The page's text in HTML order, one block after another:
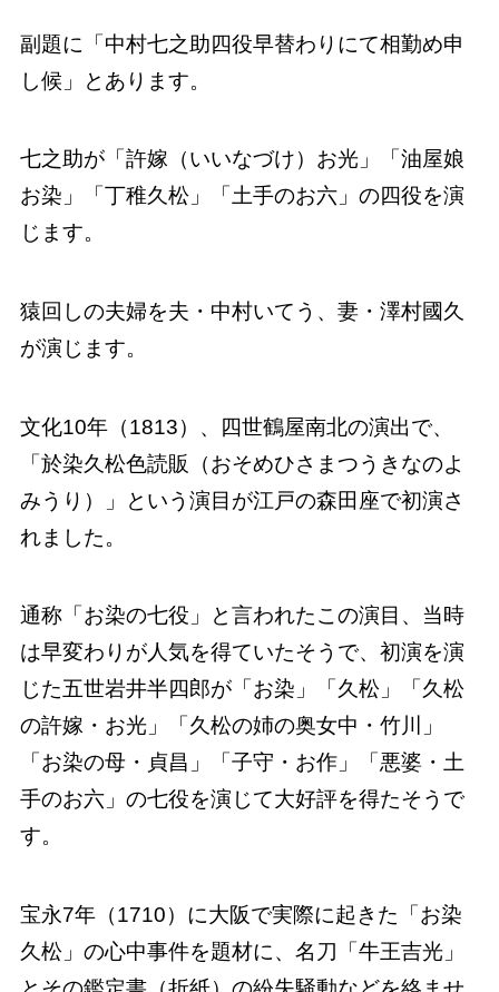
副題に「中村七之助四役早替わりにて相勤め申
し候」とあります。
七之助が「許嫁（いいなづけ）お光」「油屋娘
お染」「丁稚久松」「土手のお六」の四役を演
じます。
猿回しの夫婦を夫・中村いてう、妻・澤村國久
が演じます。
文化10年（1813）、四世鶴屋南北の演出で、
「於染久松色読販（おそめひさまつうきなのよ
みうり）」という演目が江戸の森田座で初演さ
れました。
通称「お染の七役」と言われたこの演目、当時
は早変わりが人気を得ていたそうで、初演を演
じた五世岩井半四郎が「お染」「久松」「久松
の許嫁・お光」「久松の姉の奥女中・竹川」
「お染の母・貞昌」「子守・お作」「悪婆・土
手のお六」の七役を演じて大好評を得たそうで
す。
宝永7年（1710）に大阪で実際に起きた「お染
久松」の心中事件を題材に、名刀「牛王吉光」